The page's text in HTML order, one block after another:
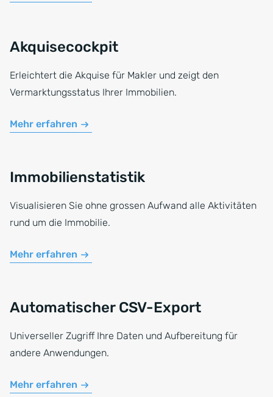
Akquisecockpit
Erleichtert die Akquise für Makler und zeigt den
Vermarktungsstatus Ihrer Immobilien.
Mehr erfahren
Immobilienstatistik
Visualisieren Sie ohne grossen Aufwand alle Aktivitäten
rund um die Immobilie.
Mehr erfahren
Automatischer CSV-Export
Universeller Zugriff Ihre Daten und Aufbereitung für
andere Anwendungen.
Mehr erfahren